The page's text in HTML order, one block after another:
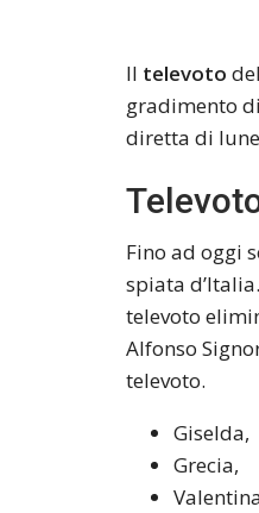
Il televoto del
gradimento di
diretta di
Fino ad oggi
spiata
televoto
Alfonso
televoto.
Giselda,
Grecia,